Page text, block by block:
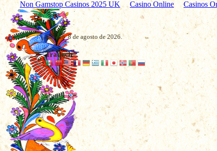
Non Gamstop Casinos 2025 UK Casino Online Casinos
Sábado 8 de agosto de 2026.
Traducir